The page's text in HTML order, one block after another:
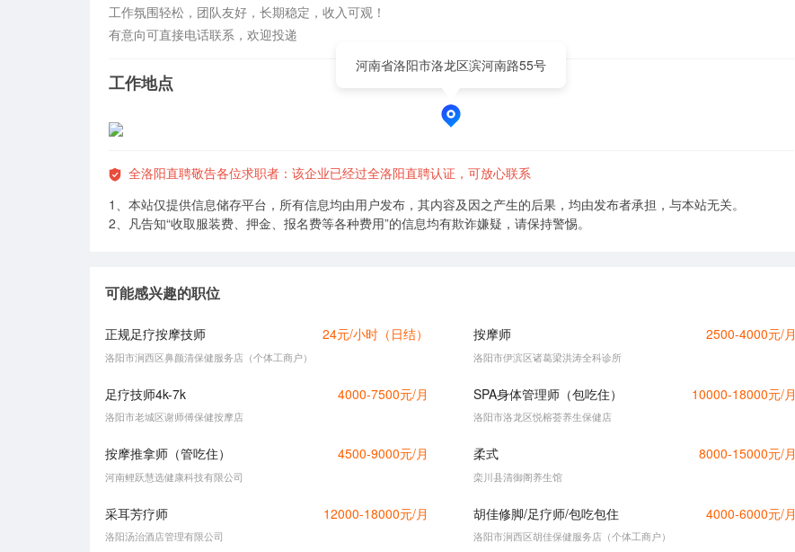
工作氛围轻松，团队友好，长期稳定，收入可观！
有意向可直接电话联系，欢迎投递
工作地点
河南省洛阳市洛龙区滨河南路55号
全洛阳直聘敬告各位求职者：该企业已经过全洛阳直聘认证，可放心联系
1、本站仅提供信息储存平台，所有信息均由用户发布，其内容及因之产生的后果，均由发布者承担，与本站无关。
2、凡告知“收取服装费、押金、报名费等各种费用”的信息均有欺诈嫌疑，请保持警惕。
可能感兴趣的职位
正规足疗按摩技师 24元/小时（日结）
洛阳市涧西区鼻颜清保健服务店（个体工商户）
按摩师 2500-4000元/月
洛阳市伊滨区诸葛梁洪涛全科诊所
足疗技师4k-7k 4000-7500元/月
洛阳市老城区谢师傅保健按摩店
SPA身体管理师（包吃住） 10000-18000元/月
洛阳市洛龙区悦榕荟养生保健店
按摩推拿师（管吃住） 4500-9000元/月
河南鲤跃慧选健康科技有限公司
柔式 8000-15000元/月
栾川县清御阁养生馆
采耳芳疗师 12000-18000元/月
洛阳汤治酒店管理有限公司
胡佳修脚/足疗师/包吃包住 4000-6000元/月
洛阳市涧西区胡佳保健服务店（个体工商户）